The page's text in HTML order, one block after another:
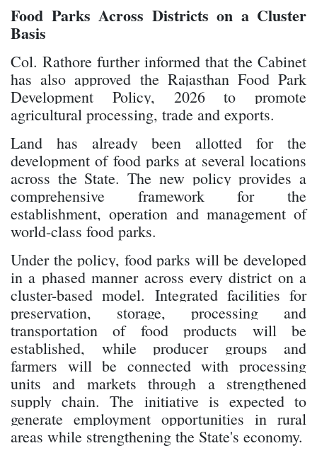
Food Parks Across Districts on a Cluster
Basis
Col. Rathore further informed that the Cabinet
has also approved the Rajasthan Food Park
Development Policy, 2026 to promote
agricultural processing, trade and exports.
Land has already been allotted for the
development of food parks at several locations
across the State. The new policy provides a
comprehensive framework for the
establishment, operation and management of
world-class food parks.
Under the policy, food parks will be developed
in a phased manner across every district on a
cluster-based model. Integrated facilities for
preservation, storage, processing and
transportation of food products will be
established, while producer groups and
farmers will be connected with processing
units and markets through a strengthened
supply chain. The initiative is expected to
generate employment opportunities in rural
areas while strengthening the State's economy.